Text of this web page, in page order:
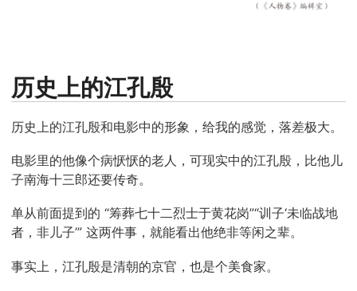
历史上的江孔殷
历史上的江孔殷和电影中的形象，给我的感觉，落差极大。
电影里的他像个病恹恹的老人，可现实中的江孔殷，比他儿
子南海十三郎还要传奇。
单从前面提到的 “筹葬七十二烈士于黄花岗”“训子‘未临战地
者，非儿子’” 这两件事，就能看出他绝非等闲之辈。
事实上，江孔殷是清朝的京官，也是个美食家。